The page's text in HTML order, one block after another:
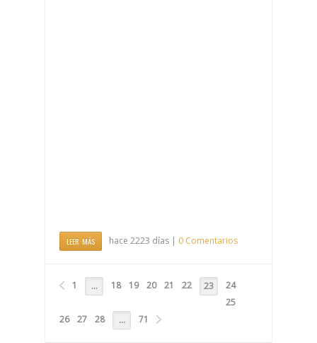
LEER MÁS hace 2223 días | 0 Comentarios
1 … 18 19 20 21 22 23
24
25
26
27 28 … 71